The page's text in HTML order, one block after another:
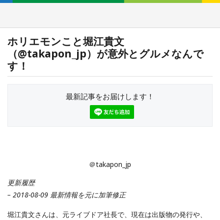
ホリエモンこと堀江貴文
（@takapon_jp）が意外とグルメなんで
す！
最新記事をお届けします！
＠takapon_jp
更新履歴
– 2018-08-09 最新情報を元に加筆修正
堀江貴文さんは、元ライブドア社長で、現在は出版物の発行や、